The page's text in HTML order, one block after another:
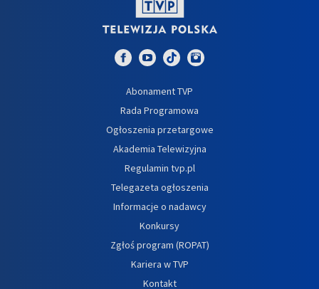
Abonament TVP
Rada Programowa
Ogłoszenia przetargowe
Akademia Telewizyjna
Regulamin tvp.pl
Telegazeta ogłoszenia
Informacje o nadawcy
Konkursy
Zgłoś program (ROPAT)
Kariera w TVP
Kontakt